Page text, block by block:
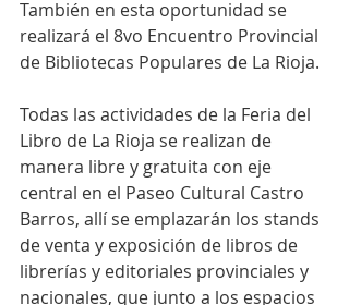
También en esta oportunidad se
realizará el 8vo Encuentro Provincial
de Bibliotecas Populares de La Rioja.
Todas las actividades de la Feria del
Libro de La Rioja se realizan de
manera libre y gratuita con eje
central en el Paseo Cultural Castro
Barros, allí se emplazarán los stands
de venta y exposición de libros de
librerías y editoriales provinciales y
nacionales, que junto a los espacios